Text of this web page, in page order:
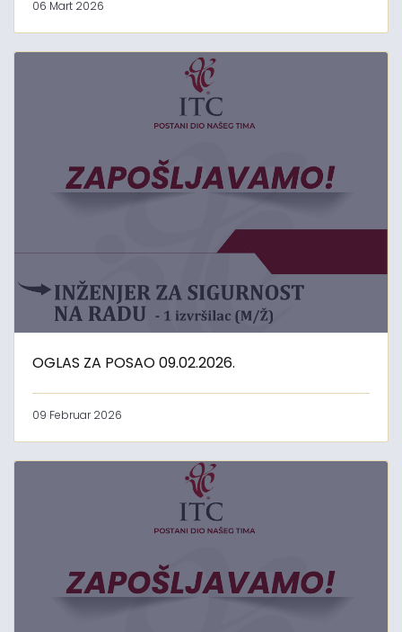
06 Mart 2026
OGLAS ZA POSAO 09.02.2026.
09 Februar 2026